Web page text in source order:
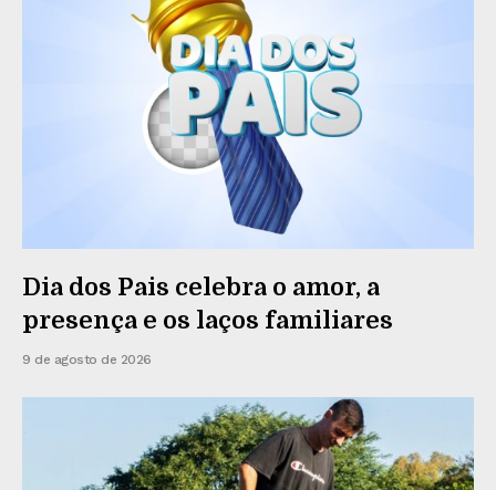
Dia dos Pais celebra o amor, a
presença e os laços familiares
9 de agosto de 2026